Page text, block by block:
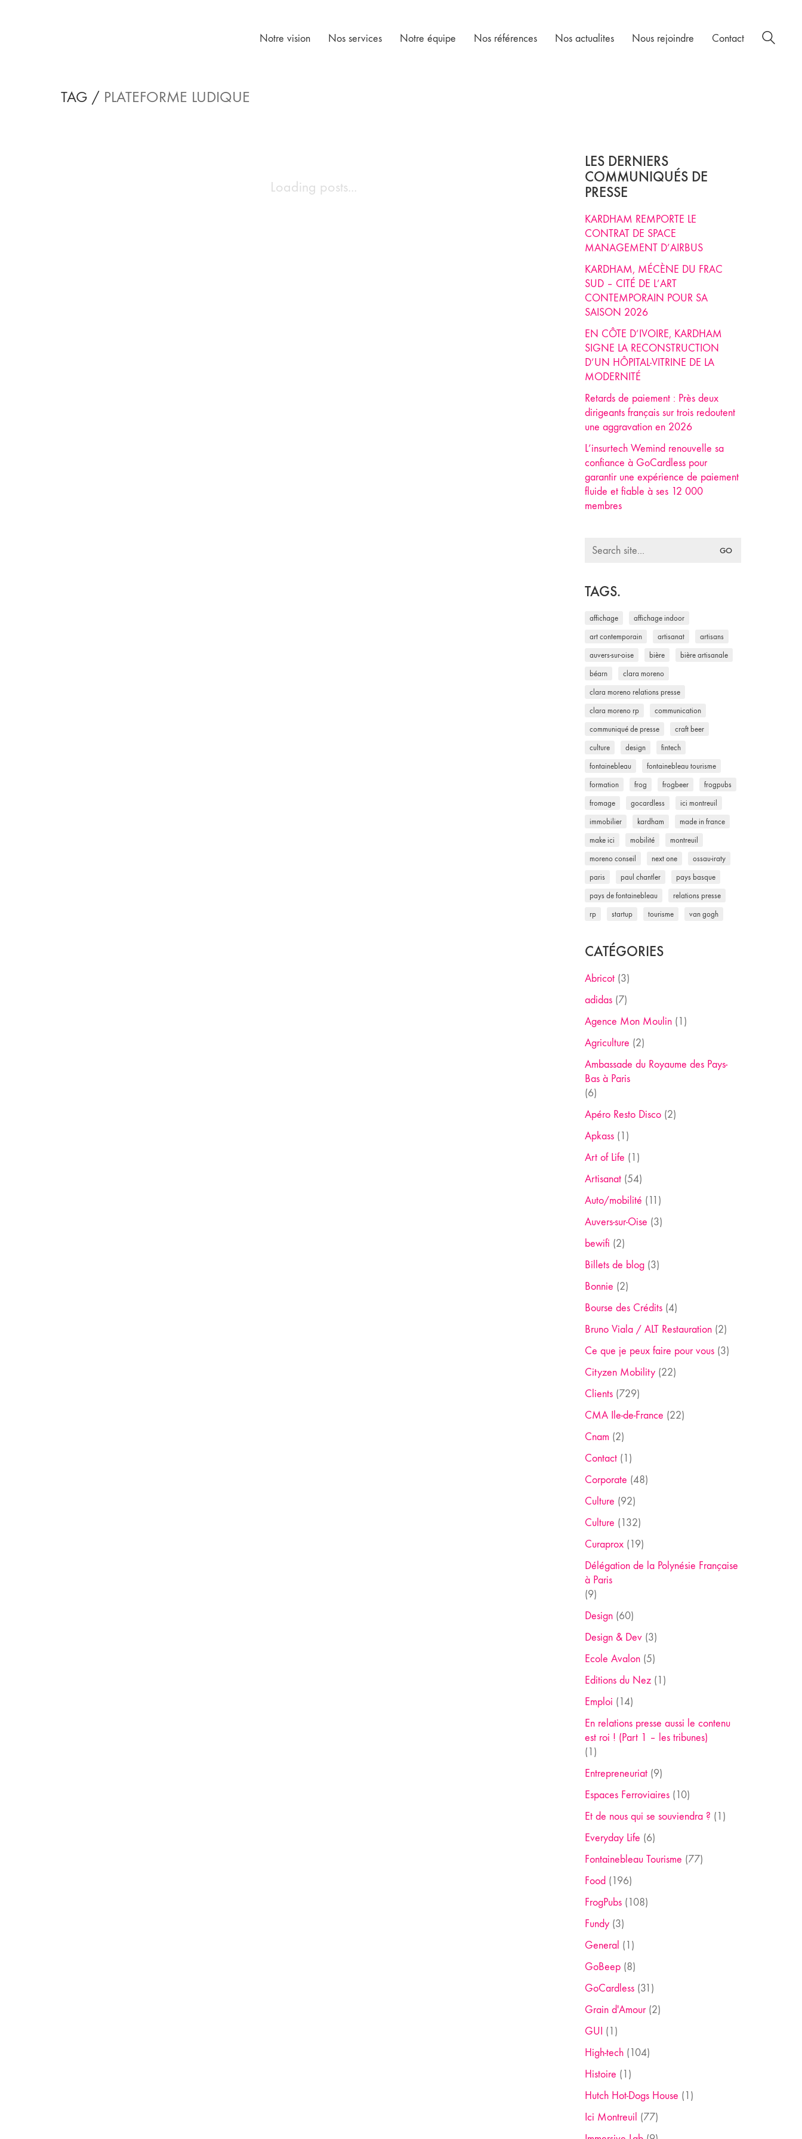
Notre vision Nos services Notre équipe Nos références Nos actualites Nous rejoindre Contact
TAG / PLATEFORME LUDIQUE
Loading posts...
LES DERNIERS
COMMUNIQUÉS DE
PRESSE
KARDHAM REMPORTE LE
CONTRAT DE SPACE
MANAGEMENT D’AIRBUS
KARDHAM, MÉCÈNE DU FRAC
SUD – CITÉ DE L’ART
CONTEMPORAIN POUR SA
SAISON 2026
EN CÔTE D’IVOIRE, KARDHAM
SIGNE LA RECONSTRUCTION
D’UN HÔPITAL-VITRINE DE LA
MODERNITÉ
Retards de paiement : Près deux
dirigeants français sur trois redoutent
une aggravation en 2026
L’insurtech Wemind renouvelle sa
confiance à GoCardless pour
garantir une expérience de paiement
fluide et fiable à ses 12 000
membres
Search
TAGS.
affichage affichage indoor
art contemporain artisanat artisans
auvers-sur-oise bière bière artisanale
béarn clara moreno
clara moreno relations presse
clara moreno rp communication
communiqué de presse craft beer
culture design fintech
fontainebleau fontainebleau tourisme
formation frog frogbeer frogpubs
fromage gocardless ici montreuil
immobilier kardham made in france
make ici mobilité montreuil
moreno conseil next one ossau-iraty
paris paul chantler pays basque
pays de fontainebleau relations presse
rp startup tourisme van gogh
CATÉGORIES
Abricot(3)
adidas(7)
Agence Mon Moulin(1)
Agriculture (2)
Ambassade du Royaume des Pays-
Bas à Paris
(6)
Apéro Resto Disco(2)
Apkass(1)
Art of Life (1)
Artisanat(54)
Auto/mobilité (11)
Auvers-sur-Oise (3)
bewifi (2)
Billets de blog(3)
Bonnie (2)
Bourse des Crédits(4)
Bruno Viala / ALT Restauration(2)
Ce que je peux faire pour vous(3)
Cityzen Mobility(22)
Clients(729)
CMA Ile-de-France (22)
Cnam (2)
Contact(1)
Corporate (48)
Culture (92)
Culture (132)
Curaprox(19)
Délégation de la Polynésie Française
à Paris
(9)
Design(60)
Design & Dev(3)
Ecole Avalon(5)
Editions du Nez(1)
Emploi (14)
En relations presse aussi le contenu
est roi ! (Part 1 – les tribunes)
(1)
Entrepreneuriat(9)
Espaces Ferroviaires(10)
Et de nous qui se souviendra ? (1)
Everyday Life (6)
Fontainebleau Tourisme (77)
Food (196)
FrogPubs(108)
Fundy(3)
General (1)
GoBeep(8)
GoCardless(31)
Grain d'Amour(2)
GUI (1)
High-tech(104)
Histoire (1)
Hutch Hot-Dogs House (1)
Ici Montreuil (77)